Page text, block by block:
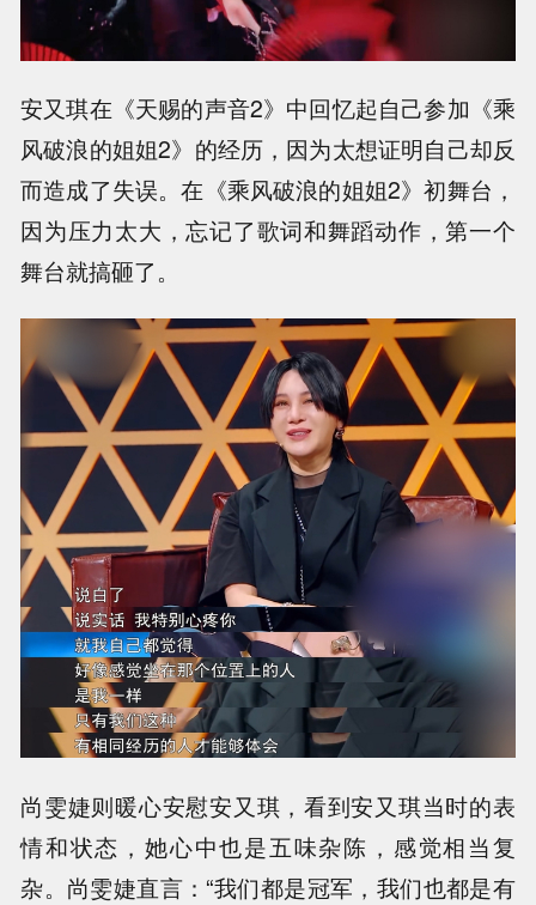
安又琪在《天赐的声音2》中回忆起自己参加《乘
风破浪的姐姐2》的经历，因为太想证明自己却反
而造成了失误。在《乘风破浪的姐姐2》初舞台，
因为压力太大，忘记了歌词和舞蹈动作，第一个
舞台就搞砸了。
尚雯婕则暖心安慰安又琪，看到安又琪当时的表
情和状态，她心中也是五味杂陈，感觉相当复
杂。尚雯婕直言：“我们都是冠军，我们也都是有